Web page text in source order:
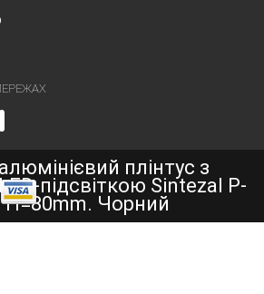
плінтус з
підсвіткою Sintezal P-
H=80mm. Чорний